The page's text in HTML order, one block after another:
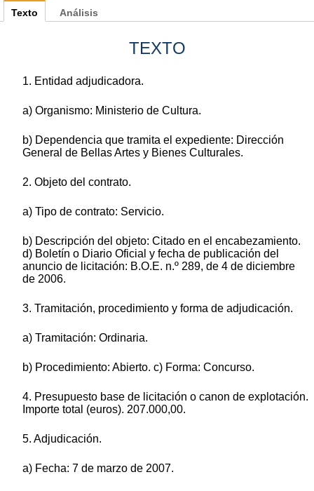
Texto
TEXTO
1. Entidad adjudicadora.
a) Organismo: Ministerio de Cultura.
b) Dependencia que tramita el expediente: Dirección
General de Bellas Artes y Bienes Culturales.
2. Objeto del contrato.
a) Tipo de contrato: Servicio.
b) Descripción del objeto: Citado en el encabezamiento.
d) Boletín o Diario Oficial y fecha de publicación del
anuncio de licitación: B.O.E. n.º 289, de 4 de diciembre
de 2006.
3. Tramitación, procedimiento y forma de adjudicación.
a) Tramitación: Ordinaria.
b) Procedimiento: Abierto. c) Forma: Concurso.
4. Presupuesto base de licitación o canon de explotación.
Importe total (euros). 207.000,00.
5. Adjudicación.
a) Fecha: 7 de marzo de 2007.
Análisis